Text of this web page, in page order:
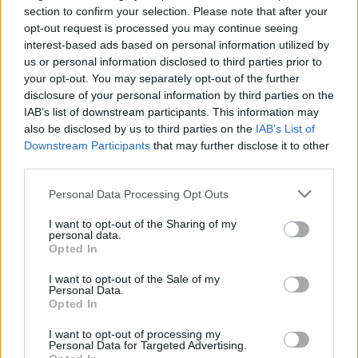
section to confirm your selection. Please note that after your
opt-out request is processed you may continue seeing
interest-based ads based on personal information utilized by
us or personal information disclosed to third parties prior to
your opt-out. You may separately opt-out of the further
disclosure of your personal information by third parties on the
IAB’s list of downstream participants. This information may
also be disclosed by us to third parties on the IAB’s List of
Downstream Participants that may further disclose it to other
Personal Data Processing Opt Outs
I want to opt-out of the Sharing of my
personal data.
Opted In
I want to opt-out of the Sale of my
Personal Data.
Opted In
I want to opt-out of processing my
Personal Data for Targeted Advertising.
Το θεματολόγιο έχει ως στόχο:
να βελτιώσει την παρακολούθηση της χρηματοδότησης της
τρομοκρατίας, μεταξύ άλλων μέσω κρυπτονομισμάτων και
διαδικτυακών πληρωμών με ένα μελλοντικό σύστημα ανάκτησης
χρηματοοικονομικών δεδομένων της ΕΕ·
να αναθεωρήσει τις εντολές της Ευρωπόλ και της Eurojust, οι
οποίες θα ενισχύσουν επίσης την επιχειρησιακή και δικαστική
στήριξη προς τα κράτη μέλη για την καταπολέμηση της
να εφαρμόσει τον χάρτη πορείας για τη νόμιμη και αποτελεσματική
πρόσβαση των αρχών επιβολής του νόμου σε δεδομένα, ώστε
να διασφαλιστούν ταχύτερες και πιο συντονισμένες έρευνες και
Συνεργασία με διεθνείς εταίρους
Η ενίσχυση της παγκόσμιας συνεργασίας με αξιόπιστες χώρες
εταίρους είναι ουσιαστικής σημασίας για την ενίσχυση της
καταπολέμησης της τρομοκρατίας. Οι βασικές δράσεις
περιλαμβάνουν: